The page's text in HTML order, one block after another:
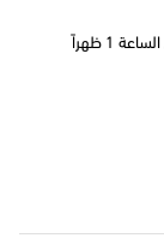
1 ظهراً